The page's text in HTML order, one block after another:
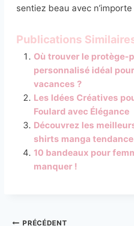
sentiez beau avec
Publications
Où trouver le protège-
personnalisé idéal
vacances ?
Les Idées Créatives
Foulard avec Élégance
Découvrez les
shirts manga tendance
10 bandeaux pour
manquer !
PRÉCÉDENT